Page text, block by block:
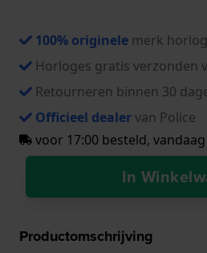
100% originele merk
Horloges gratis verzonden
Retourneren binnen 30
Officieel dealervan Police
voor 17:00 besteld,
In
Productomschrijving